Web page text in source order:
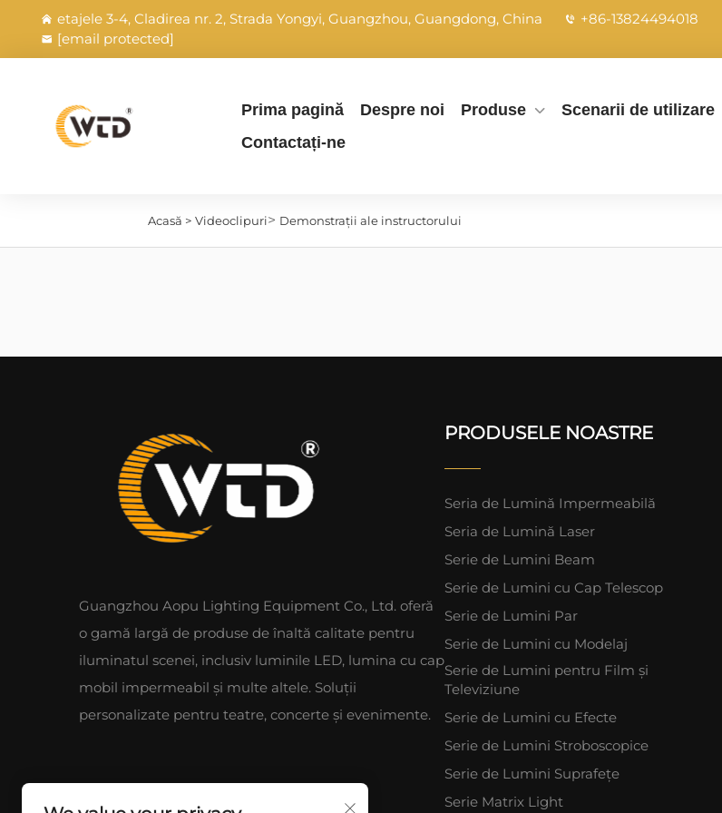
etajele 3-4, Cladirea nr. 2, Strada Yongyi, Guangzhou, Guangdong, China
+86-13824494018
[email protected]
Prima pagină Despre noi Produse Scenarii de utilizare
Contactați-ne
Acasă > Videoclipuri> Demonstrații ale instructorului
Guangzhou Aopu Lighting Equipment Co., Ltd. oferă
o gamă largă de produse de înaltă calitate pentru
iluminatul scenei, inclusiv luminile LED, lumina cu cap
mobil impermeabil și multe altele. Soluții
personalizate pentru teatre, concerte și evenimente.
PRODUSELE NOASTRE
Seria de Lumină Impermeabilă
Seria de Lumină Laser
Serie de Lumini Beam
Serie de Lumini cu Cap Telescop
Serie de Lumini Par
Serie de Lumini cu Modelaj
Serie de Lumini pentru Film și
Televiziune
Serie de Lumini cu Efecte
Serie de Lumini Stroboscopice
Serie de Lumini Suprafețe
Serie Matrix Light